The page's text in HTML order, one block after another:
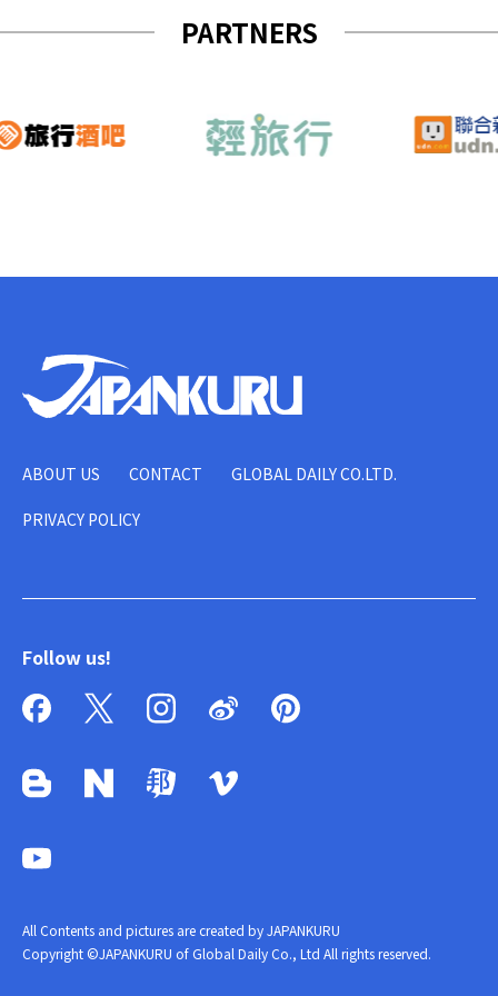
PARTNERS
ABOUT US CONTACT GLOBAL DAILY CO.LTD.
PRIVACY POLICY
Follow us!
All Contents and pictures are created by JAPANKURU
Copyright ©JAPANKURU of Global Daily Co., Ltd All rights reserved.